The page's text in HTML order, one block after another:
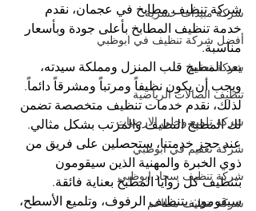
شركة مبيدات حشرية
أفضل شركة تنظيف في ابوظبي
شركة تعقيم
تنظيف الصالات الرياضية
شركة تلميع وجلي الارضيات
شركة تعقيم في ابوظبي
شركة تنظيف سجاد ابوظبي
شركة تنظيف مطاعم
شركة تنظيف مطابخ في عجمان، نقدم
خدمة تنظيف المطابخ بأعلى جودة وبأسعار
مناسبة.
يعد المطبخ قلب المنزل ومملكة سيدته،
ويجب أن يكون نظيفاً ومرتباً ومشرقاً دائماً.
لذلك، نقدم خدمات تنظيف متخصصة تضمن
لك المطبخ النظيف والمرتب بشكل مثالي.
عند حجز خدمتنا، ستحصلين على فريق من
ذوي الخبرة والمهنية الذين سيقومون
بتنظيف كل زوايا المطبخ بعناية فائقة.
سيقومون بتنظيف الرفوف، وتلميع الأسطح،